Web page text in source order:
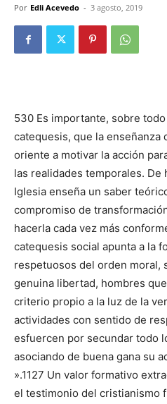
Por Edli Acevedo - 3 agosto, 2019
530 Es importante, sobre
catequesis, que la enseñanza
oriente a motivar la acción
las realidades temporales.
Iglesia enseña un saber
compromiso de
hacerla cada vez más
catequesis social apunta a la
respetuosos del orden moral,
genuina libertad, hombres
criterio propio a la luz de la
actividades con sentido de
esfuercen por secundar todo
asociando de buena gana su
».1127 Un valor formativo
el testimonio del cristianismo